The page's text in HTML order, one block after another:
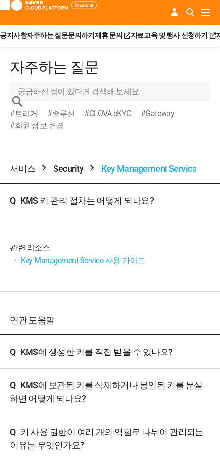
공지사항자주하는 질문문의하기 제휴 문의 자료교육 및 행사 신청하기
자주하는 질문
#트리거 #솔루션 #CLOVA eKYC
#Gateway
#회원 정보 변경
서비스 Security Key Management Service
Q KMS 키 관리 절차는 어떻게 되나요?
관련 리소스
· Key Management Service 사용 가이드
연관 도움말
Q KMS에 생성한 키를 직접 받을 수 있나요?
Q KMS에 보관된 키를 삭제하거나 봉인된 키를 분실
하면 어떻게 되나요?
Q 키 사용 권한이 여러 개의 역할로 나뉘어 관리되는
이유는 무엇인가요?